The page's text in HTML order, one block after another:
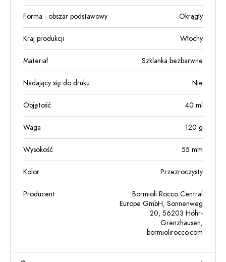
Forma - obszar podstawowy Okrągły
Kraj produkcji Włochy
Materiał Szklanka bezbarwne
Nadający się do druku Nie
Objętość 40 ml
Waga 120 g
Wysokość 55 mm
Kolor Przezroczysty
Producent
Bormioli Rocco Central
Europe GmbH, Sonnenweg
20, 56203 Höhr-
Grenzhausen,
bormiolirocco.com